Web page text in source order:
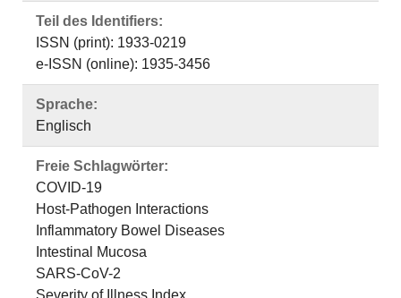
Teil des Identifiers:
ISSN (print): 1933-0219
e-ISSN (online): 1935-3456
Sprache:
Englisch
Freie Schlagwörter:
COVID-19
Host-Pathogen Interactions
Inflammatory Bowel Diseases
Intestinal Mucosa
SARS-CoV-2
Severity of Illness Index